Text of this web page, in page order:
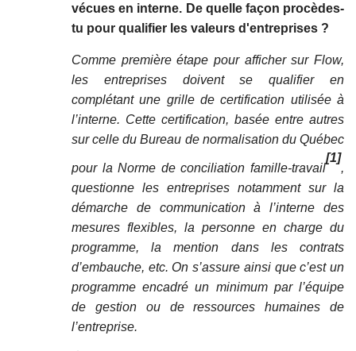
vécues en interne. De quelle façon procèdes-
tu pour qualifier les valeurs d'entreprises ?
Comme première étape pour afficher sur Flow,
les entreprises doivent se qualifier en
complétant une grille de certification utilisée à
l’interne. Cette certification, basée entre autres
sur celle du Bureau de normalisation du Québec
pour la Norme de conciliation famille-travail
[1]
,
questionne les entreprises notamment sur la
démarche de communication à l’interne des
mesures flexibles, la personne en charge du
programme, la mention dans les contrats
d’embauche, etc. On s’assure ainsi que c’est un
programme encadré un minimum par l’équipe
de gestion ou de ressources humaines de
l’entreprise.